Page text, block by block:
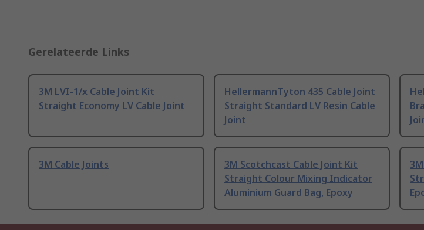
Gerelateerde Links
3M LVI-1/x Cable Joint Kit
Straight Economy LV Cable Joint
HellermannTyton 435 Cable Joint
Straight Standard LV Resin Cable
Joint
3M Cable Joints
3M Scotchcast Cable Joint Kit
Straight Colour Mixing Indicator
Aluminium Guard Bag, Epoxy